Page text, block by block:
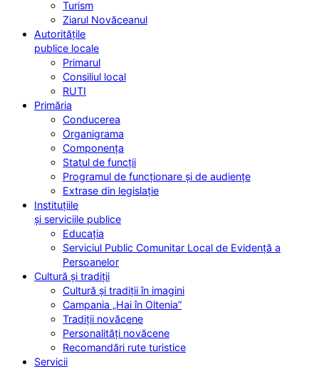
Turism
Ziarul Novăceanul
Autoritățile
publice locale
Primarul
Consiliul local
RUTI
Primăria
Conducerea
Organigrama
Componența
Statul de funcții
Programul de funcționare și de audiențe
Extrase din legislație
Instituțiile
și serviciile publice
Educația
Serviciul Public Comunitar Local de Evidență a
Persoanelor
Cultură și tradiții
Cultură și tradiții în imagini
Campania „Hai în Oltenia”
Tradiții novăcene
Personalități novăcene
Recomandări rute turistice
Servicii